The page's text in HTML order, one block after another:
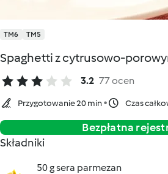
TM6 TM5
Spaghetti z cytrusowo-
3.2 77 ocen
Przygotowanie 20 min Czas
Bezpłatna
Składniki
50 g sera parmezan